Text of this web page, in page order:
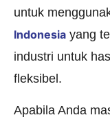
untuk
Indonesia yang
industri untuk
fleksibel.
Apabila Anda